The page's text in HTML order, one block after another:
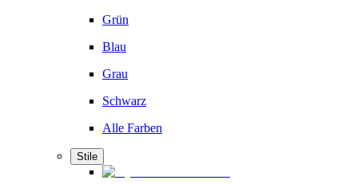
Grün
Blau
Grau
Schwarz
Alle Farben
Stile